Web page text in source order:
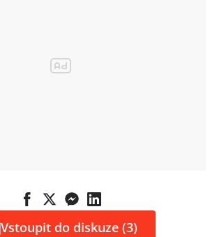
Vstoupit do diskuze (3)